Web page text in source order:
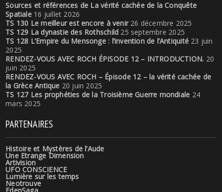
Sources et références de La vérité cachée de la Conquête
Spatiale 16 juillet 2026
TS 130 Le meilleur est encore à venir 26 décembre 2025
TS 129 La dynastie des Rothschild 25 septembre 2025
TS 128 L’Empire du Mensonge : l’invention de l’Antiquité 23 juin
2025
RENDEZ-VOUS AVEC ROCH ÉPISODE 12 – INTRODUCTION. 20
juin 2025
RENDEZ-VOUS AVEC ROCH – Épisode 12 – la vérité cachée de
la Grèce Antique 20 juin 2025
TS 127 Les prophéties de la Troisième Guerre mondiale 24
mars 2025
PARTENAIRES
Histoire et Mystères de l’Aude
Une Etrange Dimension
Artivision
UFO CONSCIENCE
Lumière sur les temps
Neotrouve